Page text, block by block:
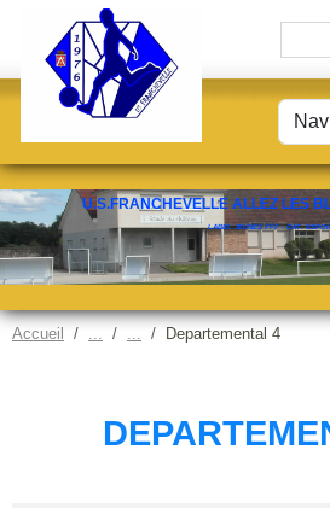
U.S.FRANCHEVELLE ALLEZ LES
LABEL JEUNES FFF - CAT.
Accueil Departemental 4
Panneau de gestion des cookies